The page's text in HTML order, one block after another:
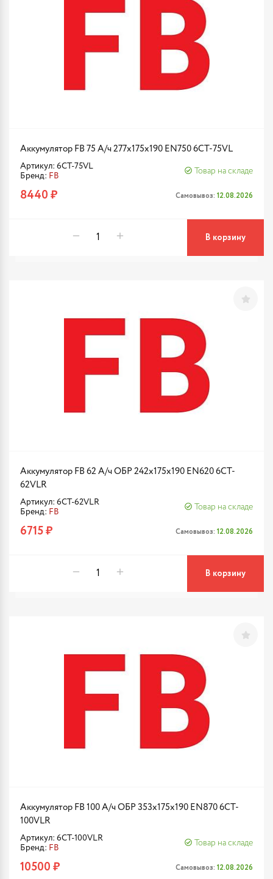
Аккумулятор FB 75 А/ч 277х175х190 EN750 6CT-75VL
Артикул: 6CT-75VL
Бренд: FB
Товар на складе
8440 ₽ Самовывоз: 12.08.2026
В корзину
Аккумулятор FB 62 А/ч ОБР 242х175х190 EN620 6CT-
62VLR
Артикул: 6CT-62VLR
Бренд: FB
Товар на складе
6715 ₽ Самовывоз: 12.08.2026
В корзину
Аккумулятор FB 100 А/ч ОБР 353х175х190 EN870 6CT-
100VLR
Артикул: 6CT-100VLR
Бренд: FB
Товар на складе
10500 ₽ Самовывоз: 12.08.2026